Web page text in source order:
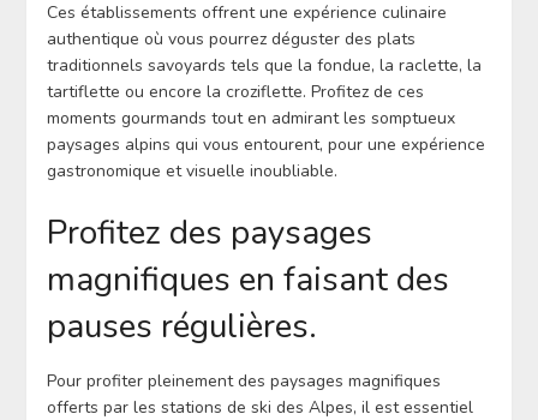
Ces établissements offrent une expérience culinaire
authentique où vous pourrez déguster des plats
traditionnels savoyards tels que la fondue, la raclette, la
tartiflette ou encore la croziflette. Profitez de ces
moments gourmands tout en admirant les somptueux
paysages alpins qui vous entourent, pour une expérience
gastronomique et visuelle inoubliable.
Profitez des paysages
magnifiques en faisant des
pauses régulières.
Pour profiter pleinement des paysages magnifiques
offerts par les stations de ski des Alpes, il est essentiel